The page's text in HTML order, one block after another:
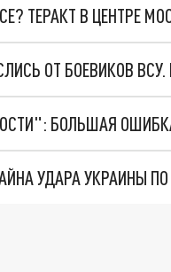
ТЕРАКТ В ЦЕНТРЕ
ОТ БОЕВИКОВ
УДАРА УКРАИНЫ